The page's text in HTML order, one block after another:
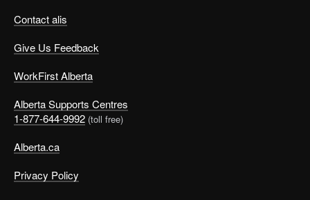
Contact alis
Give Us Feedback
WorkFirst Alberta
Alberta Supports Centres
1-877-644-9992 (toll free)
Alberta.ca
Privacy Policy